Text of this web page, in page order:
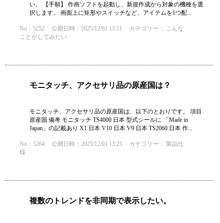
い。 【手順】 作画ソフトを起動し、新規作成から対象の機種を選
択します。 画面上に矩形やスイッチなど、アイテムを1つ配...
No：5252 公開日時：2025/12/01 13:11 カテゴリー： こんな
ことがしてみたい
モニタッチ、アクセサリ品の原産国は？
モニタッチ、アクセサリ品の原産国は、以下のとおりです。 項目
原産国 備考 モニタッチ TS4000 日本 型式シールに 「Made in
Japan」の記載あり X1 日本 V10 日本 V9 日本 TS2060 日本 作...
No：5264 公開日時：2025/12/01 13:25 カテゴリー： 製品仕
様
複数のトレンドを非同期で表示したい。